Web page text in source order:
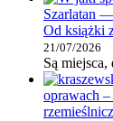
Szarlatan
Od książki
21/07/2026
Są
oprawach –